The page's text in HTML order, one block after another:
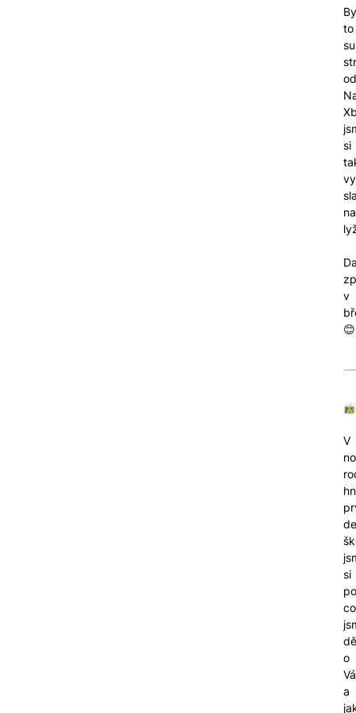
to
si
na
v
😊
V
si
co
o
a